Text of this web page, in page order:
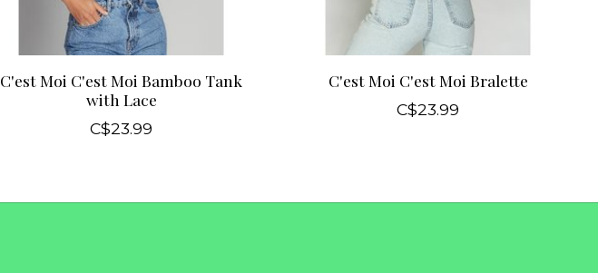
C'est Moi C'est Moi Bamboo Tank
with Lace
C$23.99
C'est Moi C'est Moi Bralette
C$23.99